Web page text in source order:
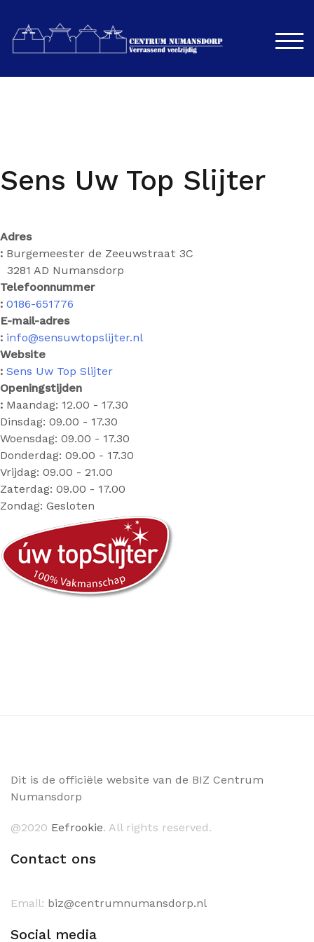
de
inhoud
Sens Uw Top Slijter
Adres
: Burgemeester de Zeeuwstraat 3C
3281 AD Numansdorp
Telefoonnummer
: 0186-651776
E-mail-adres
: info@sensuwtopslijter.nl
Website
: Sens Uw Top Slijter
Openingstijden
: Maandag: 12.00 - 17.30
Dinsdag: 09.00 - 17.30
Woensdag: 09.00 - 17.30
Donderdag: 09.00 - 17.30
Vrijdag: 09.00 - 21.00
Zaterdag: 09.00 - 17.00
Zondag: Gesloten
Dit is de officiële website van de BIZ Centrum
Numansdorp
@2020 Eefrookie. All rights reserved.
Contact ons
Email: biz@centrumnumansdorp.nl
Social media